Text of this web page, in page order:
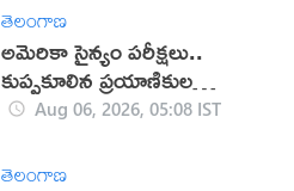
తెలంగాణ
అమెరికా సైన్యం పరీక్షలు..
కుప్పకూలిన ప్రయాణికుల
విమానం
Aug 06, 2026, 05:08 IST
తెలంగాణ